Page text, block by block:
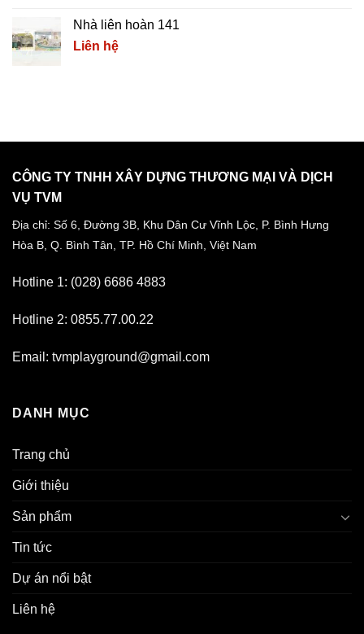
Nhà liên hoàn 141
Liên hệ
CÔNG TY TNHH XÂY DỰNG THƯƠNG MẠI VÀ DỊCH
VỤ TVM
Địa chỉ: Số 6, Đường 3B, Khu Dân Cư Vĩnh Lộc, P. Bình Hưng
Hòa B, Q. Bình Tân, TP. Hồ Chí Minh, Việt Nam
Hotline 1: (028) 6686 4883
Hotline 2: 0855.77.00.22
Email: tvmplayground@gmail.com
DANH MỤC
Trang chủ
Giới thiệu
Sản phẩm
Tin tức
Dự án nổi bật
Liên hệ